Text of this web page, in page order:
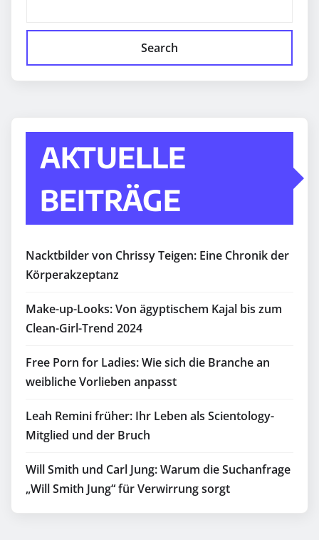
Search
AKTUELLE
BEITRÄGE
Nacktbilder von Chrissy Teigen: Eine Chronik der
Körperakzeptanz
Make-up-Looks: Von ägyptischem Kajal bis zum
Clean-Girl-Trend 2024
Free Porn for Ladies: Wie sich die Branche an
weibliche Vorlieben anpasst
Leah Remini früher: Ihr Leben als Scientology-
Mitglied und der Bruch
Will Smith und Carl Jung: Warum die Suchanfrage
„Will Smith Jung“ für Verwirrung sorgt